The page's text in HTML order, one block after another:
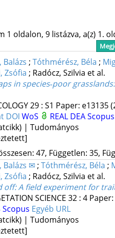
1 oldalon, 9 listázva, a(z) 1.
Balázs ; Tóthmérész, Béla ;
Zsófia ; Radócz, Szilvia et al.
in species‐poor
29: S1 Paper: e13135
DOI WoS REAL DEAScopus
| Tudományos
47, Független: 35,
Balázs ✉; Tóthmérész, Béla ;
Zsófia ; Radócz, Szilvia et al.
off: A field experiment for
SCIENCE 32: 4
Scopus Egyéb URL
| Tudományos